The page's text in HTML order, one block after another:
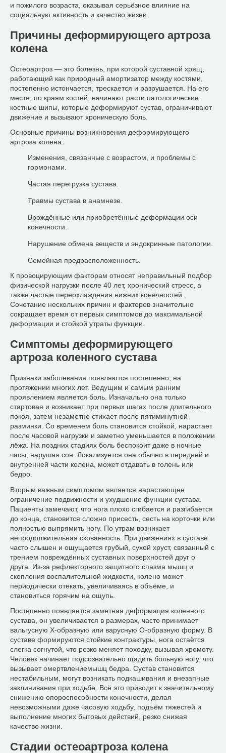
и пожилого возраста, оказывая серьёзное влияние на
социальную активность и качество жизни.
Причины деформирующего артроза
колена
Остеоартроз — это болезнь, при которой суставной хрящ,
работающий как природный амортизатор между костями,
постепенно истончается, трескается и разрушается. На его
месте, по краям костей, начинают расти патологические
костные шипы, которые деформируют сустав, ограничивают
движение и вызывают хроническую боль.
Основные причины возникновения деформирующего
артроза колена:
Изменения, связанные с возрастом, и проблемы с
гормонами.
Частая перегрузка сустава.
Травмы сустава в анамнезе.
Врождённые или приобретённые деформации оси
конечности.
Нарушение обмена веществ и эндокринные патологии.
Семейная предрасположенность.
К провоцирующим факторам относят неправильный подбор
физической нагрузки после 40 лет, хронический стресс, а
также частые переохлаждения нижних конечностей.
Сочетание нескольких причин и факторов значительно
сокращает время от первых симптомов до максимальной
деформации и стойкой утраты функции.
Симптомы деформирующего
артроза коленного сустава
Признаки заболевания появляются постепенно, на
протяжении многих лет. Ведущим и самым ранним
проявлением является боль. Изначально она только
стартовая и возникает при первых шагах после длительного
покоя, затем незаметно стихает после пятиминутной
разминки. Со временем боль становится стойкой, нарастает
после часовой нагрузки и заметно уменьшается в положении
лёжа. На поздних стадиях боль беспокоит даже в ночные
часы, нарушая сон. Локализуется она обычно в передней и
внутренней части колена, может отдавать в голень или
бедро.
Вторым важным симптомом является нарастающее
ограничение подвижности и ухудшение функции сустава.
Пациенты замечают, что нога плохо сгибается и разгибается
до конца, становится сложно присесть, сесть на корточки или
полностью выпрямить ногу. По утрам возникает
непродолжительная скованность. При движениях в суставе
часто слышен и ощущается грубый, сухой хруст, связанный с
трением повреждённых суставных поверхностей друг о
друга. Из-за рефлекторного защитного спазма мышц и
скопления воспалительной жидкости, колено может
периодически отекать, увеличиваясь в объёме, и
становиться горячим на ощупь.
Постепенно появляется заметная деформация коленного
сустава, он увеличивается в размерах, часто принимает
вальгусную Х-образную или варусную О-образную форму. В
суставе формируются стойкие контрактуры, нога остаётся
слегка согнутой, что резко меняет походку, вызывая хромоту.
Человек начинает подсознательно щадить больную ногу, что
вызывает омертвлениемышц бедра. Сустав становится
нестабильным, могут возникать подкашивания и внезапные
заклинивания при ходьбе. Всё это приводит к значительному
снижению опороспособности конечности, делая
невозможными даже часовую ходьбу, подъём тяжестей и
выполнение многих бытовых действий, резко снижая
качество жизни.
Стадии остеоартроза колена